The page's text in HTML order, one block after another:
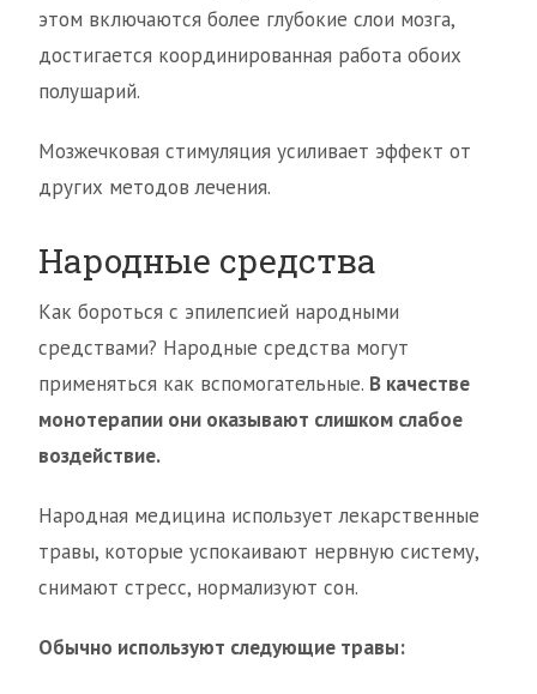
этом включаются более глубокие слои мозга,
достигается координированная работа обоих
полушарий.
Мозжечковая стимуляция усиливает эффект от
других методов лечения.
Народные средства
Как бороться с эпилепсией народными
средствами? Народные средства могут
применяться как вспомогательные. В качестве
монотерапии они оказывают слишком слабое
воздействие.
Народная медицина использует лекарственные
травы, которые успокаивают нервную систему,
снимают стресс, нормализуют сон.
Обычно используют следующие травы: